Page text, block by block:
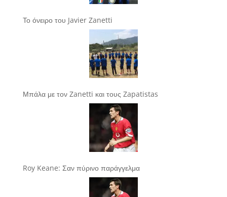
Το όνειρο του Javier Zanetti
Μπάλα με τον Zanetti και τους Zapatistas
Roy Keane: Σαν πύρινο παράγγελμα